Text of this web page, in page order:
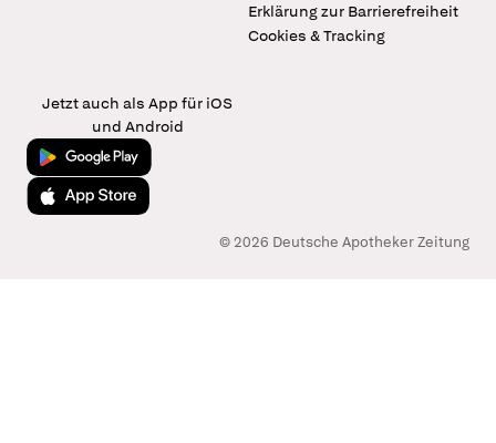
Erklärung zur Barrierefreiheit
Cookies & Tracking
Jetzt auch als App für iOS
und Android
Jetzt bei Google Play
Laden im App Store
© 2026 Deutsche Apotheker Zeitung